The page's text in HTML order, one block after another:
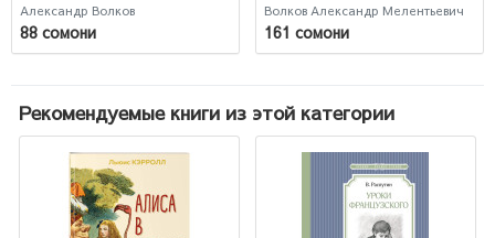
Александр Волков
88 сомони
Волков Александр Мелентьевич
161 сомони
Рекомендуемые книги из этой категории